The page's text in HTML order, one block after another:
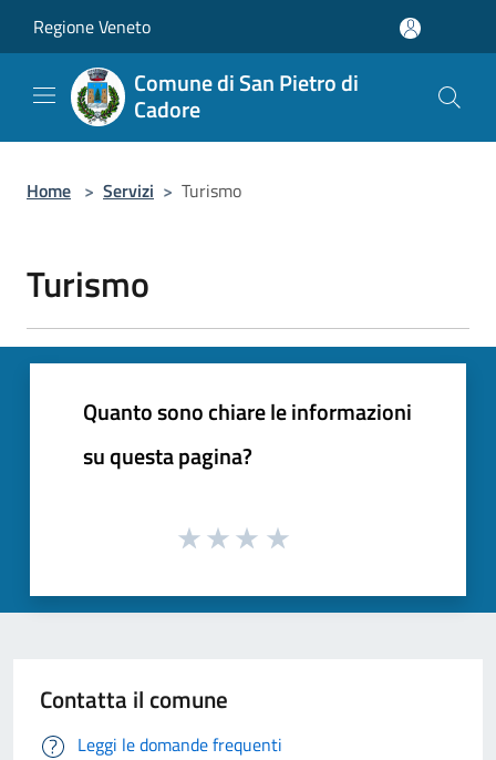
Regione Veneto
Comune di San Pietro di
Cadore
Home > Servizi > Turismo
Turismo
Quanto sono chiare le informazioni
su questa pagina?
Contatta il comune
Leggi le domande frequenti